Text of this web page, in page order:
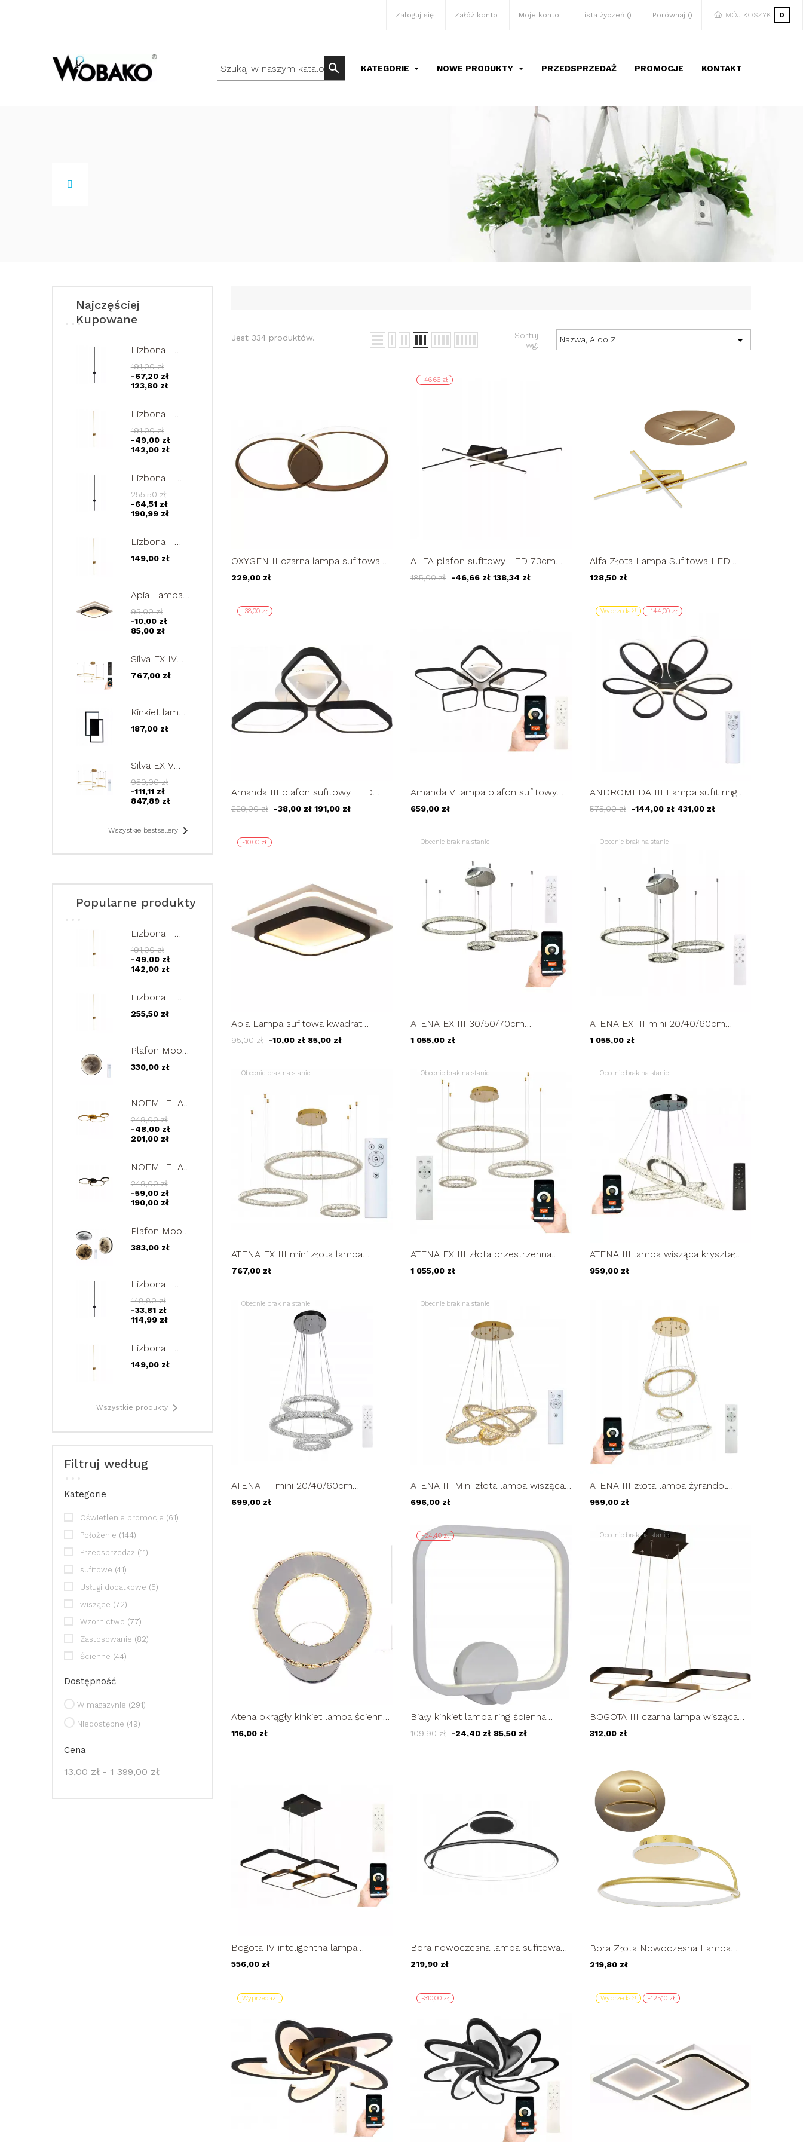
Zaloguj się Załóż konto Moje konto Lista życzeń Porównaj MÓJ KOSZYK 0
search KATEGORIE NOWE PRODUKTY PRZEDSPRZEDAŻ PROMOCJE KONTAKT
Najczęściej
Kupowane
Lizbona II
czarny
kinkiet LED
90cm lampa
12W
191,00 zł
-67,20 zł
123,80 zł
Lizbona II
złoty kinkiet
LED 90cm
lampa
12W
191,00 zł
-49,00 zł
142,00 zł
Lizbona III
kinkiet LED
120cm lampa
ścienna
255,50 zł
-64,51 zł
190,99 zł
Lizbona II
Mini złoty
kinkiet LED
regulowana
9W
149,00 zł
Apia Lampa
sufitowa
kwadrat
PLAFON
95,00 zł
-10,00 zł
85,00 zł
Silva EX IV
złota lampa
wisząca ring
żyrandol
LED 73W
767,00 zł
Kinkiet lampa
FENIX II
ścienna
LED 24W
187,00 zł
Silva EX V
złota lampa
wisząca ring
40/40/60/80cm
959,00 zł
-111,11 zł
847,89 zł
Wszystkie bestsellery 
Popularne produkty
Lizbona II
złoty kinkiet
LED 90cm
lampa
12W
191,00 zł
-49,00 zł
142,00 zł
Lizbona III
złoty kinkiet
LED 120cm
regulowana
15W
255,50 zł
Plafon Moon
futurystyczna
330,00 zł
NOEMI FLAT
III złota
lampa
sufitowa
249,00 zł
-48,00 zł
201,00 zł
NOEMI FLAT
III czarna
lampa
sufitowa
249,00 zł
-59,00 zł
190,00 zł
Plafon Moon
50cm
futurystyczna
design 25W
383,00 zł
Lizbona II
Mini czarny
kinkiet LED
60cm lampa
9W
148,80 zł
-33,81 zł
114,99 zł
Lizbona II
Mini złoty
kinkiet LED
regulowana
149,00 zł
Wszystkie produkty 
Filtruj według
Kategorie
Oświetlenie promocje (61)
Położenie (144)
Przedsprzedaż (11)
sufitowe (41)
Usługi dodatkowe (5)
wiszące (72)
Wzornictwo (77)
Zastosowanie (82)
Ścienne (44)
Dostępność
W magazynie (291)
Niedostępne (49)
Cena
13,00 zł - 1 399,00 zł
Jest 334 produktów.
Sortuj
wg:
Nazwa, A do Z 
OXYGEN II czarna lampa sufitowa
ring 25/35cm okręgi żyrandol LED
36W
229,00 zł
-46,66 zł
ALFA plafon sufitowy LED 73cm
lampa sufitowa regulowana 23W
185,00 zł -46,66 zł 138,34 zł
Alfa Złota Lampa Sufitowa LED
Wisząca Regulowana Żyrandol
Plafon...
128,50 zł
-38,00 zł
Amanda III plafon sufitowy LED
48cm lampa sufitowa romby ring
45W
229,00 zł -38,00 zł 191,00 zł
Amanda V lampa plafon sufitowy
80cm romb żyrandol LED 89W
659,00 zł
Wyprzedaż! -144,00 zł
ANDROMEDA III Lampa sufit ring
PLAFON okrąg żyrandol 92cm LED
z...
575,00 zł -144,00 zł 431,00 zł
-10,00 zł
Apia Lampa sufitowa kwadrat
PLAFON 24cm LED 22W
95,00 zł -10,00 zł 85,00 zł
Obecnie brak na stanie
ATENA EX III 30/50/70cm
kryształowa lampa LED wisząca
pilot 65W...
1 055,00 zł
Obecnie brak na stanie
ATENA EX III mini 20/40/60cm
kryształowa lampa LED wisząca
pilot 77W
1 055,00 zł
Obecnie brak na stanie
ATENA EX III mini złota lampa
żyrandol kryształowy pilot
20/40/60cm...
767,00 zł
Obecnie brak na stanie
ATENA EX III złota przestrzenna
lampa 3D żyrandol kryształowy
pilot...
1 055,00 zł
Obecnie brak na stanie
ATENA III lampa wisząca kryształ
żyrandol pilot LED 72W Tuya App
959,00 zł
Obecnie brak na stanie
ATENA III mini 20/40/60cm
kryształowa lampa LED wisząca
pilot 77W
699,00 zł
Obecnie brak na stanie
ATENA III Mini złota lampa wisząca
LED nad stół kryształ 20/40/60cm...
696,00 zł
ATENA III złota lampa żyrandol
kryształowy pilot 30/50/70cm ring...
959,00 zł
Atena okrągły kinkiet lampa ścienna
glamour LED ring 10W
116,00 zł
-24,40 zł
Biały kinkiet lampa ring ścienna
fABIO plafon żyrandol LED
109,90 zł -24,40 zł 85,50 zł
Obecnie brak na stanie
BOGOTA III czarna lampa wisząca
żyrandol LED ring kwadrat 46W...
312,00 zł
Bogota IV inteligentna lampa
wisząca LED kwadraty 63W Tuya
556,00 zł
Bora nowoczesna lampa sufitowa
żyrandol LED PLAFON ring
219,90 zł
Bora Złota Nowoczesna Lampa
Sufitowa Wobako Żyrandol LED
PLAFON...
219,80 zł
Wyprzedaż! -310,00 zł Wyprzedaż! -125,10 zł